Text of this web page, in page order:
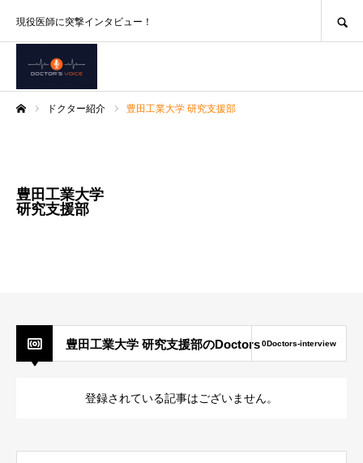
現役医師に突撃インタビュー！
ドクター紹介 豊田工業大学 研究支援部
豊田工業大学
研究支援部
豊田工業大学 研究支援部のDoctors0Doctors-interview
登録されている記事はございません。